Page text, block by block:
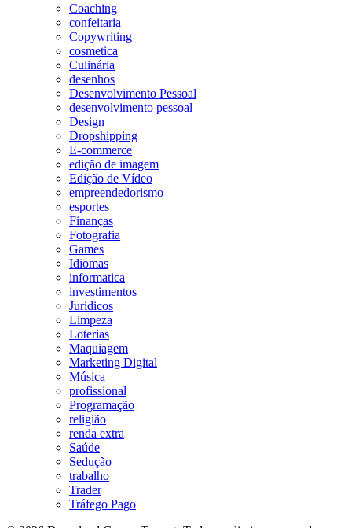
Coaching
confeitaria
Copywriting
cosmetica
Culinária
desenhos
Desenvolvimento Pessoal
desenvolvimento pessoal
Design
Dropshipping
E-commerce
edição de imagem
Edição de Vídeo
empreendedorismo
esportes
Finanças
Fotografia
Games
Idiomas
informatica
investimentos
Jurídicos
Limpeza
Loterias
Maquiagem
Marketing Digital
Música
profissional
Programação
religião
renda extra
Saúde
Sedução
trabalho
Trader
Tráfego Pago